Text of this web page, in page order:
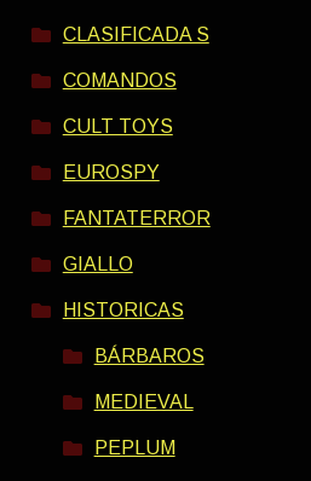
CLASIFICADA S
COMANDOS
CULT TOYS
EUROSPY
FANTATERROR
GIALLO
HISTORICAS
BÁRBAROS
MEDIEVAL
PEPLUM